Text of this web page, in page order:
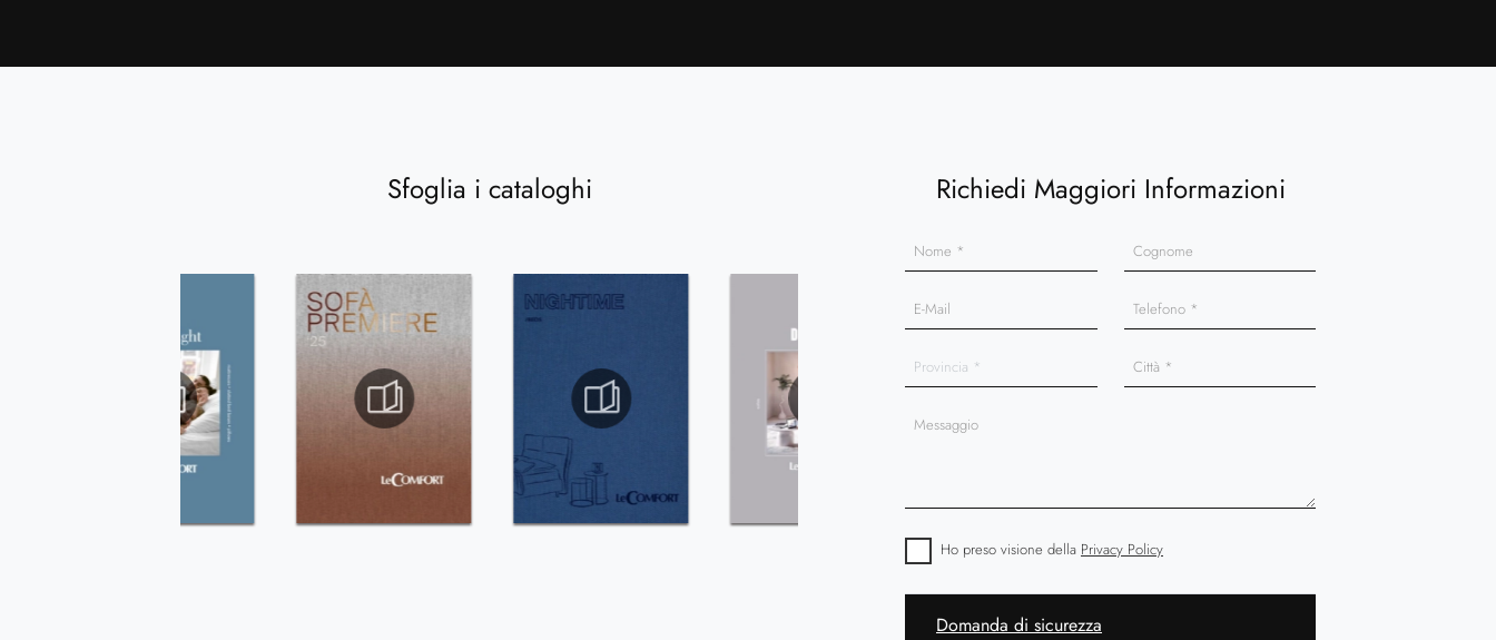
Sfoglia i cataloghi Richiedi Maggiori Informazioni
Ho preso visione della Privacy Policy
Domanda di sicurezza